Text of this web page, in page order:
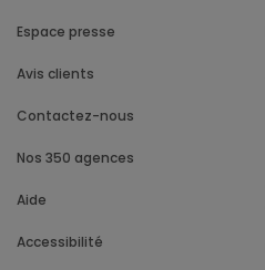
Espace presse
Avis clients
Contactez-nous
Nos 350 agences
Aide
Accessibilité